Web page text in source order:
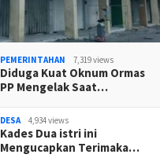
PEMERINTAHAN 7,319 views
Diduga Kuat Oknum Ormas
PP Mengelak Saat…
DESA 4,934 views
Kades Dua istri ini
Mengucapkan Terimaka…